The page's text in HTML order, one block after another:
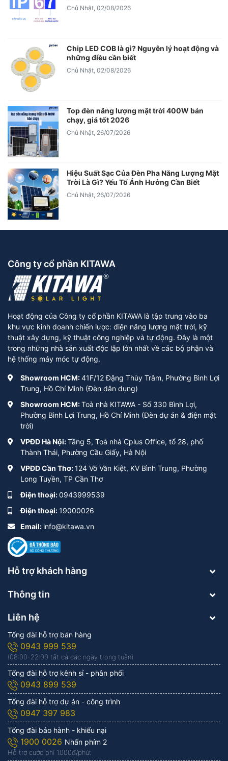
Chủ Nhật, 02/08/2026
Chip LED COB là gì? Nguyên lý hoạt động và
những điều cần biết
Chủ Nhật, 02/08/2026
Top đèn năng lượng mặt trời 400W bán
chạy, giá tốt 2026
Chủ Nhật, 26/07/2026
Hiệu Suất Sạc Của Đèn Pha Năng Lượng Mặt
Trời Là Gì? Yếu Tố Ảnh Hưởng Cần Biết
Chủ Nhật, 26/07/2026
Công ty cổ phần KITAWA
Hoạt động của Công ty cổ phần KITAWA là tập trung vào ba
khu vực kinh doanh chiến lược: điện năng lượng mặt trời, kỹ
thuật xây dựng, kỹ thuật công nghiệp và tự động. Đây là một
trong những nhà sản xuất độc lập lớn nhất về các bộ phận và
hệ thống máy móc tự động.
Showroom HCM:41F/12 Đặng Thùy Trâm, Phường Bình Lợi
Trung, Hồ Chí Minh (Đèn dân dụng)
Showroom HCM:Toà nhà KITAWA - Số 330 Bình Lợi,
Phường Bình Lợi Trung, Hồ Chí Minh (Đèn dự án & điện mặt
trời)
VPĐD Hà Nội:Tầng 5, Toà nhà Cplus Office, tổ 28, phố
Thành Thái, Phường Cầu Giấy, Hà Nội
VPĐD Cần Thơ:124 Võ Văn Kiệt, KV Bình Trung, Phường
Long Tuyền, TP Cần Thơ
Điện thoại:0943999539
Điện thoại:19000026
Email: info@kitawa.vn
Hỗ trợ khách hàng
Thông tin
Liên hệ
Tổng đài hỗ trợ bán hàng
0943 999 539
(08:00-22:00 tất cả các ngày trong tuần)
Tổng đài hỗ trợ kênh sỉ - phân phối
0943 899 539
Tổng đài hỗ trợ dự án - công trình
0947 397 983
Tổng đài bảo hành - khiếu nại
1900 0026 Nhấn phím 2
Hỗ trợ cước phí 1.000đ/phút